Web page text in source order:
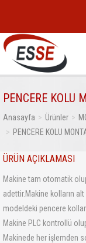
PENCERE KOLU
Anasayfa Ürünler
PENCERE KOLU
ÜRÜN AÇIKLAMASI
Makine tam otomatik
adettir.Makine kolların
modeldeki pencere
Makine PLC kontrollü
Makinede her işlemden